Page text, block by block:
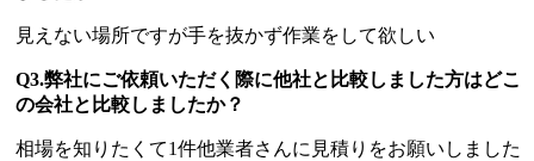
見えない場所ですが手を抜かず作業をして欲しい
Q3.弊社にご依頼いただく際に他社と比較しました方はどこ
の会社と比較しましたか？
相場を知りたくて1件他業者さんに見積りをお願いしました